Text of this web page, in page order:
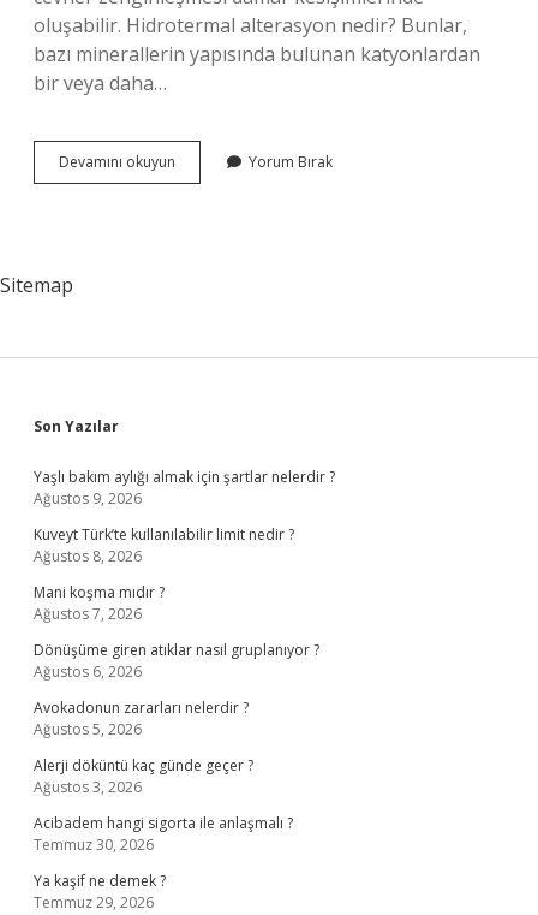
oluşabilir. Hidrotermal alterasyon nedir? Bunlar,
bazı minerallerin yapısında bulunan katyonlardan
bir veya daha…
Devamını okuyun Serisitleşme
Nedir
Yorum Bırak
Sitemap
Sidebar
Son Yazılar
Yaşlı bakım aylığı almak için şartlar nelerdir ?
Ağustos 9, 2026
Kuveyt Türk’te kullanılabilir limit nedir ?
Ağustos 8, 2026
Mani koşma mıdır ?
Ağustos 7, 2026
Dönüşüme giren atıklar nasıl gruplanıyor ?
Ağustos 6, 2026
Avokadonun zararları nelerdir ?
Ağustos 5, 2026
Alerji döküntü kaç günde geçer ?
Ağustos 3, 2026
Acibadem hangi sigorta ile anlaşmalı ?
Temmuz 30, 2026
Ya kaşif ne demek ?
Temmuz 29, 2026